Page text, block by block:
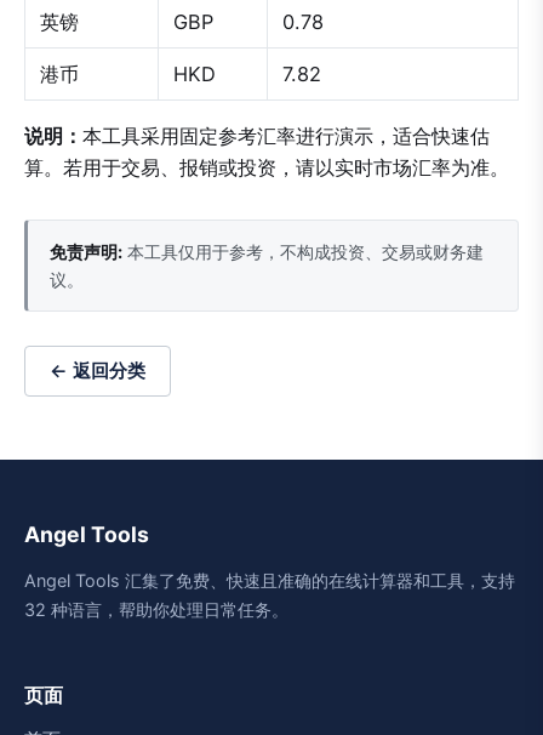
英镑 GBP 0.78
港币 HKD 7.82
说明： 本工具采用固定参考汇率进行演示，适合快速估
算。若用于交易、报销或投资，请以实时市场汇率为准。
免责声明: 本工具仅用于参考，不构成投资、交易或财务建
议。
← 返回分类
Angel Tools
Angel Tools 汇集了免费、快速且准确的在线计算器和工具，支持
32 种语言，帮助你处理日常任务。
页面